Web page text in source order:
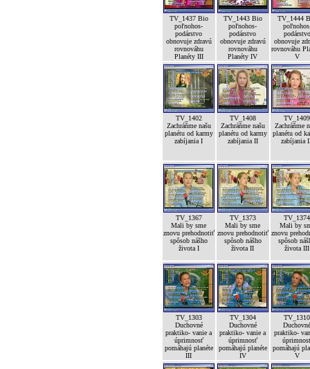
TV_1437 Bio
poľnohos-
podárstvo
obnovuje zdravú
rovnováhu
Planéty III
TV_1443 Bio
poľnohos-
podárstvo
obnovuje zdravú
rovnováhu
Planéty IV
TV_1444
podárstvo
obnovuje
rovnováhu
V
TV_1402
Zachráňme našu
planétu od karmy
zabíjania I
TV_1408
Zachráňme našu
planétu od karmy
zabíjania II
TV_1409
Zachráňme
planétu od
zabíjania
TV_1367
Mali by sme
znovu prehodnotiť
spôsob nášho
života I
TV_1373
Mali by sme
znovu prehodnotiť
spôsob nášho
života II
TV_1374
Mali by
znovu
spôsob
života III
TV_1303
Duchovné
praktiko- vanie a
úprimnosť
pomáhajú planéte
III
TV_1304
Duchovné
praktiko- vanie a
úprimnosť
pomáhajú planéte
IV
TV_1310
praktiko-
pomáhajú
V